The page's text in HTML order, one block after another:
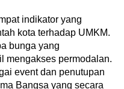
indikator yang
kota terhadap UMKM.
bunga yang
mengakses permodalan.
event dan penutupan
Bangsa yang secara